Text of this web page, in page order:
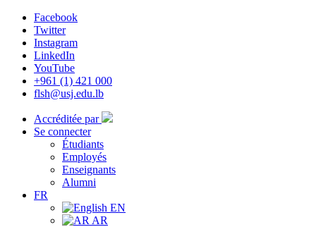
Facebook
Twitter
Instagram
LinkedIn
YouTube
+961 (1) 421 000
flsh@usj.edu.lb
Accréditée par
Se connecter
Étudiants
Employés
Enseignants
Alumni
FR
EN
AR